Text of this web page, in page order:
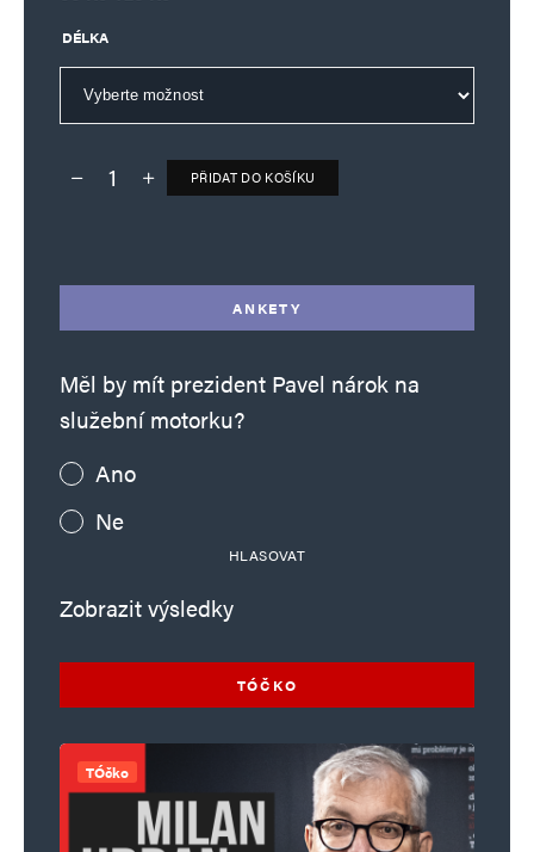
DÉLKA
Deník TO – verze bez reklam množství
PŘIDAT DO KOŠÍKU
ANKETY
Měl by mít prezident Pavel nárok na
služební motorku?
Ano
Ne
HLASOVAT
Zobrazit výsledky
TÓČKO
TÓčko